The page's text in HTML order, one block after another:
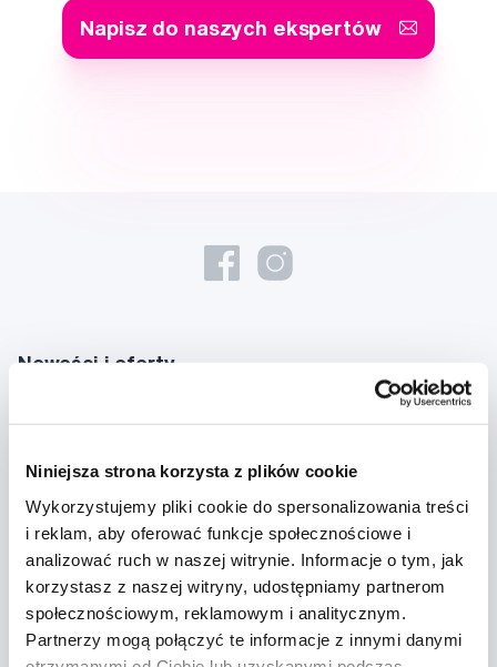
Niniejsza strona korzysta z plików cookie
Wykorzystujemy pliki cookie do spersonalizowania treści
i reklam, aby oferować funkcje społecznościowe i
analizować ruch w naszej witrynie. Informacje o tym, jak
korzystasz z naszej witryny, udostępniamy partnerom
społecznościowym, reklamowym i analitycznym.
Partnerzy mogą połączyć te informacje z innymi danymi
Napisz do naszych ekspertów
Nowości i oferty
Chcę otrzymywać informacje o nowościach i ofertach specjalnych i
wyrażam zgodę na
przetwarzanie danych osobowych